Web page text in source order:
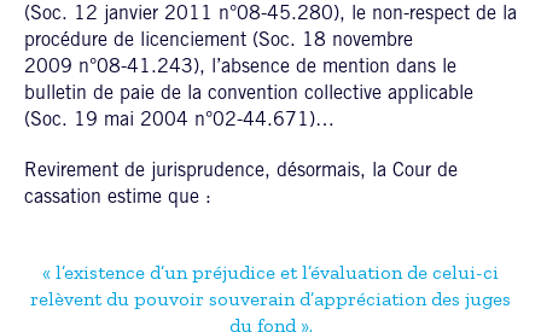
(Soc. 12 janvier 2011 n°08-45.280), le non-respect de la
procédure de licenciement (Soc. 18 novembre
2009 n°08-41.243), l’absence de mention dans le
bulletin de paie de la convention collective applicable
(Soc. 19 mai 2004 n°02-44.671)…
Revirement de jurisprudence, désormais, la Cour de
cassation estime que :
« l’existence d’un préjudice et l’évaluation de celui-ci
relèvent du pouvoir souverain d’appréciation des juges
du fond ».